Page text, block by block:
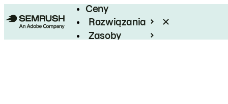
Ceny
Rozwiązania
Zasoby